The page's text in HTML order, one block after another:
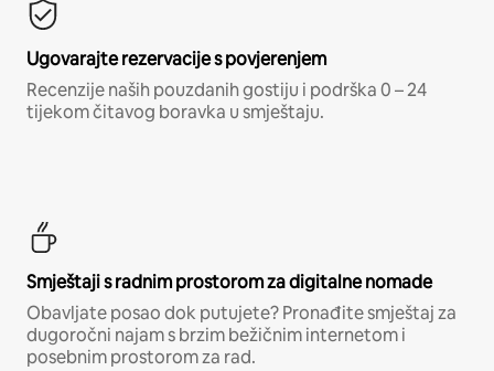
Ugovarajte rezervacije s povjerenjem
Recenzije naših pouzdanih gostiju i podrška 0 – 24
tijekom čitavog boravka u smještaju.
Smještaji s radnim prostorom za digitalne nomade
Obavljate posao dok putujete? Pronađite smještaj za
dugoročni najam s brzim bežičnim internetom i
posebnim prostorom za rad.